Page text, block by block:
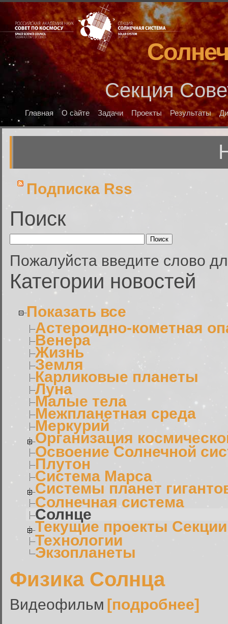
Секция
Главная О сайте Задачи Проекты Результаты
Подписка Rss
Поиск
Пожалуйста введите слово
Категории новостей
Показать все
Астероидно-кометная
Венера
Жизнь
Земля
Карликовые планеты
Луна
Малые тела
Межпланетная среда
Меркурий
Организация
Освоение Солнечной
Плутон
Система Марса
Системы планет
Солнечная система
Солнце
Текущие проекты Секции
Технологии
Экзопланеты
Физика Солнца
Видеофильм [подробнее]